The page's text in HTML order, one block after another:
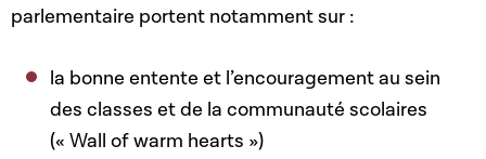
parlementaire portent notamment sur :
la bonne entente et l’encouragement au sein
des classes et de la communauté scolaires
(« Wall of warm hearts »)